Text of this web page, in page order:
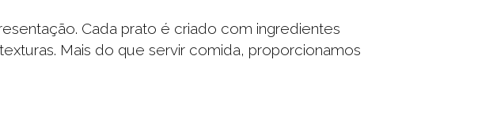
Cada prato é criado com ingredientes
Mais do que servir comida, proporcionamos